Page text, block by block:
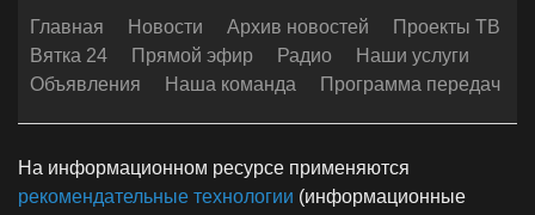
Главная Новости Архив новостей
Проекты ТВ
Вятка 24
Прямой эфир Радио
Наши услуги
Объявления
Наша команда Программа передач
На информационном ресурсе применяются
рекомендательные технологии (информационные